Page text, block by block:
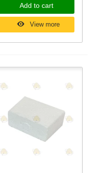
Add to cart
View more